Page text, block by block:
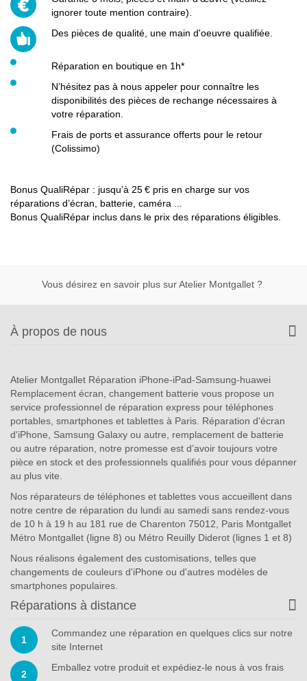
ignorer toute mention contraire).
Des pièces de qualité, une main d'oeuvre qualifiée.
Réparation en boutique en 1h*
N’hésitez pas à nous appeler pour connaître les
disponibilités des pièces de rechange nécessaires à
votre réparation.
Frais de ports et assurance offerts pour le retour
(Colissimo)
Bonus QualiRépar : jusqu’à 25 € pris en charge sur vos
réparations d’écran, batterie, caméra ...
Bonus QualiRépar inclus dans le prix des réparations éligibles.
Vous désirez en savoir plus sur Atelier Montgallet ?
À propos de nous
Atelier Montgallet Réparation iPhone-iPad-Samsung-huawei
Remplacement écran, changement batterie vous propose un
service professionnel de réparation express pour téléphones
portables, smartphones et tablettes à Paris. Réparation d'écran
d'iPhone, Samsung Galaxy ou autre, remplacement de batterie
ou autre réparation, notre promesse est d’avoir toujours votre
pièce en stock et des professionnels qualifiés pour vous dépanner
au plus vite.
Nos réparateurs de téléphones et tablettes vous accueillent dans
notre centre de réparation du lundi au samedi sans rendez-vous
de 10 h à 19 h au 181 rue de Charenton 75012, Paris Montgallet
Métro Montgallet (ligne 8) ou Métro Reuilly Diderot (lignes 1 et 8)
Nous réalisons également des customisations, telles que
changements de couleurs d'iPhone ou d'autres modèles de
smartphones populaires.
Réparations à distance
1
Commandez une réparation en quelques clics sur notre
site Internet
2
Emballez votre produit et expédiez-le nous à vos frais